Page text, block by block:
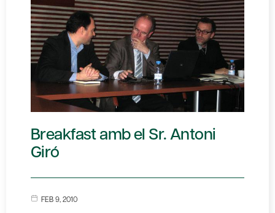
Breakfast amb el Sr. Antoni
Giró
FEB 9, 2010